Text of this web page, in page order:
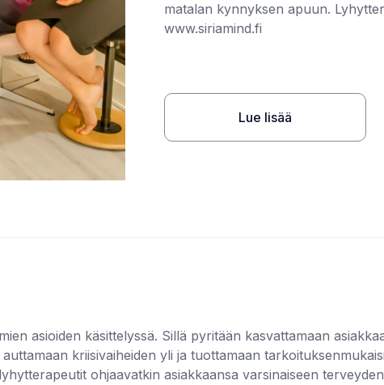
matalan kynnyksen apuun.
www.siriamind.fi
Lue lisää
asioiden käsittelyssä. Sillä pyritään kasvattamaan
kriisivaiheiden yli ja tuottamaan
ohjaavatkin asiakkaansa varsinaiseen